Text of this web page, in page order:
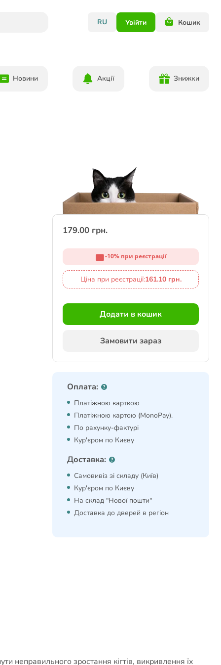
RU Увійти Кошик
Новини Акції Знижки
179.00 грн.
-10% при реєстрації
Ціна при реєстрації:161.10 грн.
Додати в кошик
Замовити зараз
Оплата:
Платіжною карткою
Платіжною картою (MonoPay).
По рахунку-фактурі
Кур'єром по Києву
Доставка:
Самовивіз зі складу (Київ)
Кур'єром по Києву
На склад "Нової пошти"
Доставка до дверей в регіон
неправильного зростання кігтів, викривлення їх